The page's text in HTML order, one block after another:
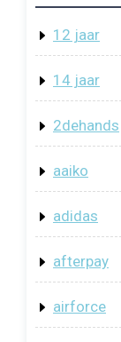
12 jaar
14 jaar
2dehands
aaiko
adidas
afterpay
airforce